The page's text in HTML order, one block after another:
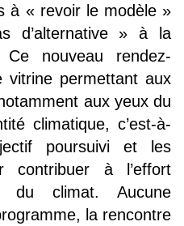
à « revoir le modèle »
d’alternative » à la
Ce nouveau rendez-
vitrine permettant aux
aux yeux du
climatique, c’est-à-
poursuivi et les
contribuer à l’effort
du climat. Aucune
la rencontre